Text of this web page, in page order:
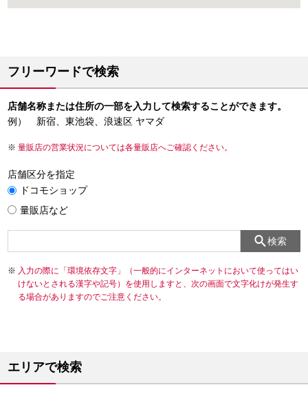
フリーワードで検索
店舗名称または住所の一部を入力して検索することができます。
例） 新宿、東池袋、浪速区 ヤマダ
量販店の営業状況については各量販店へご確認ください。
店舗区分を指定
ドコモショップ
量販店など
検索
入力の際に「環境依存文字」（一般的にインターネットにおいて使ってはい
けないとされる漢字や記号）を使用しますと、次の画面で文字化けが発生す
る場合がありますのでご注意ください。
エリアで検索